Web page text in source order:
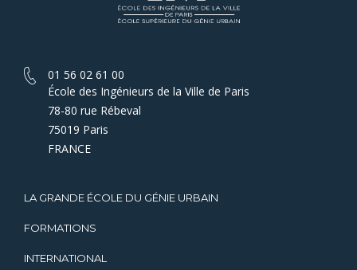
01 56 02 61 00
École des Ingénieurs de la Ville de Paris
78-80 rue Rébeval
75019 Paris
FRANCE
LA GRANDE ÉCOLE DU GÉNIE URBAIN
FORMATIONS
INTERNATIONAL